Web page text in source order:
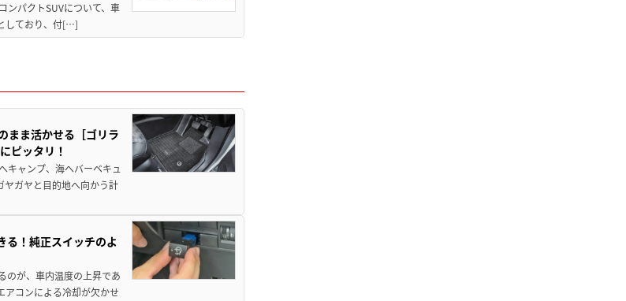
ンパクトSUVについて、車
しており、付[…]
まま活かせる［ゴリラ
ピッタリ！
キャンプ、海へバーベキュ
ヤガヤと目的地へ向かう計
る！純正スイッチのよ
のが、車内温度の上昇であ
アコンによる冷却が欠かせ